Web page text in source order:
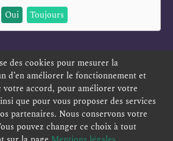
Oui
Toujours
OFFRES D'EMPLOI SIGNALEMENT
PLAN DU SITE
POLITIQUE DE CONFIDENTIALITÉ
LÉGALES CONTACT
des cookies pour mesurer la
d’en améliorer le fonctionnement et
votre accord, pour améliorer votre
que pour vous proposer des services
partenaires. Nous conservons votre
pouvez changer ce choix à tout